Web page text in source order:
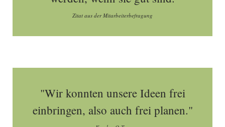
Zitat aus der Mitarbeiterbefragung
"Wir konnten unsere Ideen frei
einbringen, also auch frei planen."